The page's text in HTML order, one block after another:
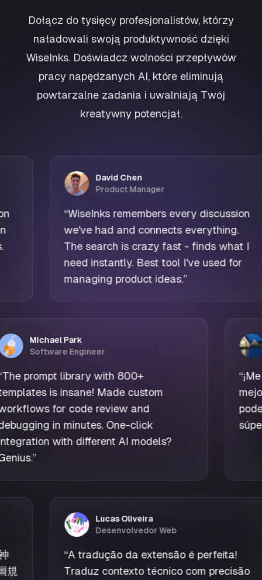
Dołącz do tysięcy profesjonalistów, którzy
naładowali swoją produktywność dzięki
WiseInks. Doświadcz wolności przepływów
pracy napędzanych AI, które eliminują
powtarzalne zadania i uwalniają Twój
kreatywny potencjał.
David Chen
Product Manager
remembers every discussion
had and connects everything.
search is crazy fast - finds what I
instantly. Best tool I've used for
product ideas. ”
“瀏
以快
能直
升了
Software Engineer
“The prompt library with 800+
templates is insane! Made custom
workflows for code review and
debugging in minutes. One-click
integration with different AI models?
Lucas Oliveira
Desenvolvedor Web
tradução da extensão é perfeita!
contexto técnico com precisão
“